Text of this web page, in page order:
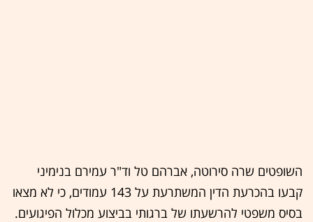
השופטים שרה סירוטה, אברהם טל וד"ר עמירם בנימיני
קבעו בהכרעת הדין המשתרעת על 143 עמודים, כי לא מצאו
בסיס משפטי להרשעתו של ברגותי בביצוע מכלול הפיגועים.